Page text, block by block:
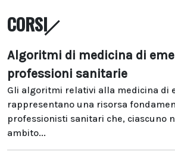
CORSI
Algoritmi di medicina di
professioni sanitarie
Gli algoritmi relativi alla medicina di
rappresentano una risorsa
professionisti sanitari che, ciascuno
ambito...